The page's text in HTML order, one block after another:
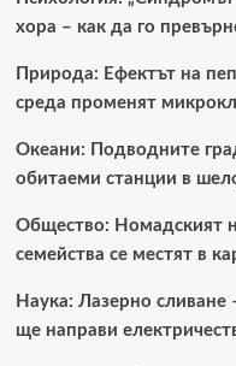
хора – как да го
Природа: Ефектът на
среда променят
Океани: Подводните
обитаеми станции в
Общество: Номадският
семейства се местят в
Наука: Лазерно сливане
ще направи